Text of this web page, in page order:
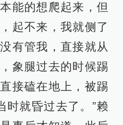
能的想爬起来，但
起不来，我就侧了
有管我，直接就从
象腿过去的时候踢
接磕在地上，被踢
时就昏过去了。”赖